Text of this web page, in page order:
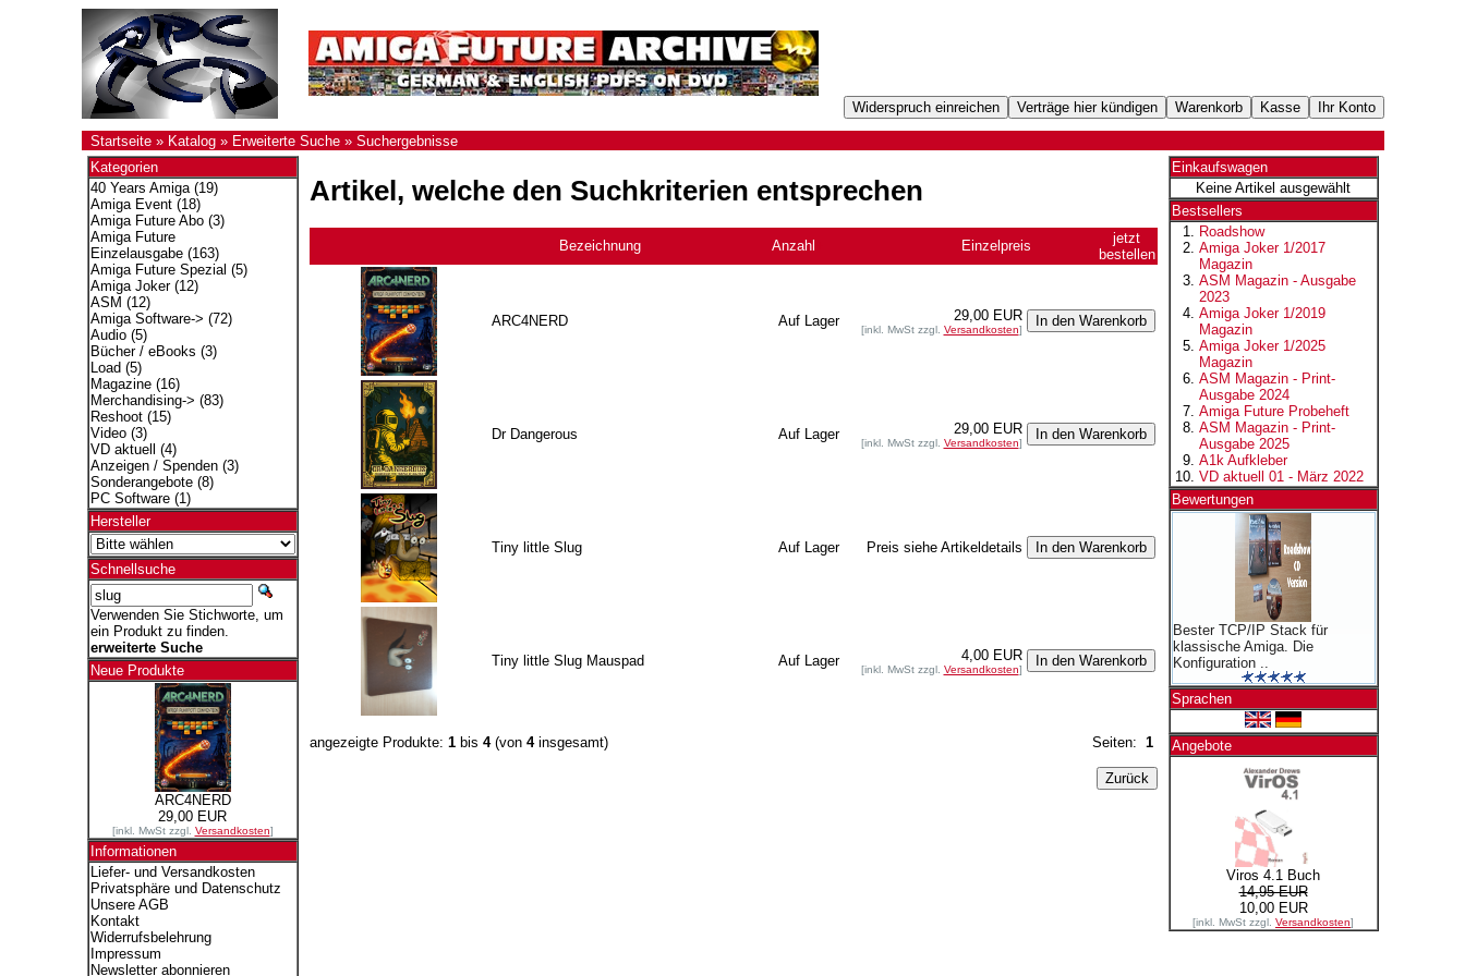
Startseite» Katalog» Erweiterte Suche» Suchergebnisse
Kategorien
40 Years Amiga(19)
Amiga Event(18)
Amiga Future Abo(3)
Amiga Future
Einzelausgabe(163)
Amiga Future Spezial (5)
Amiga Joker(12)
ASM (12)
Amiga Software-> (72)
Audio(5)
Bücher / eBooks (3)
Load (5)
Magazine(16)
Merchandising-> (83)
Reshoot(15)
Video(3)
VD aktuell
(4)
Anzeigen / Spenden(3)
Sonderangebote(8)
PC Software(1)
Hersteller
Schnellsuche
Verwenden Sie Stichworte, um
ein Produkt zu finden.
erweiterte Suche
Neue Produkte
ARC4NERD
29,00 EUR
[inkl. MwSt zzgl. Versandkosten]
Informationen
Liefer- und Versandkosten
Privatsphäre und Datenschutz
Unsere AGB
Kontakt
Widerrufsbelehrung
Impressum
Newsletter abonnieren
Artikel, welche den Suchkriterien entsprechen
Bezeichnung Anzahl Einzelpreis
jetzt
bestellen
ARC4NERD Auf Lager 29,00 EUR
[inkl. MwSt zzgl. Versandkosten]
Dr Dangerous Auf Lager 29,00 EUR
[inkl. MwSt zzgl. Versandkosten]
Tiny little Slug Auf Lager Preis siehe Artikeldetails
Tiny little Slug Mauspad Auf Lager 4,00 EUR
[inkl. MwSt zzgl. Versandkosten]
Seiten: 1
angezeigte Produkte: 1bis 4(von 4insgesamt)
Einkaufswagen
Keine Artikel ausgewählt
Bestsellers
Roadshow
Amiga Joker 1/2017
Magazin
ASM Magazin - Ausgabe
2023
Amiga Joker 1/2019
Magazin
Amiga Joker 1/2025
Magazin
ASM Magazin - Print-
Ausgabe 2024
Amiga Future Probeheft
ASM Magazin - Print-
Ausgabe 2025
A1k Aufkleber
VD aktuell 01 - März 2022
Bewertungen
Bester TCP/IP Stack für
klassische Amiga. Die
Konfiguration ..
Sprachen
Angebote
Viros 4.1 Buch
14,95 EUR
10,00 EUR
[inkl. MwSt zzgl. Versandkosten]